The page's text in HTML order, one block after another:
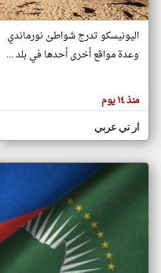
هنا عن
وجهة
كاتبيها.
اليونيسكو تدرج شواطئ نورماندي
وعدة مواقع أخرى أحدها في بلد ...
منذ ١٤ يوم
ار تي عربي